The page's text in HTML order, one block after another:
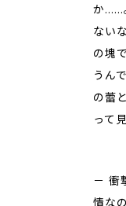
か……
ない
の塊
うん
の蕾
って
－ 衝
情な